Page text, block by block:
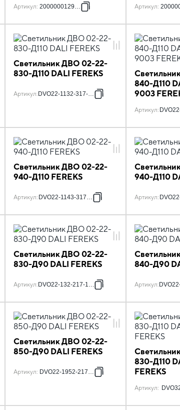
Артикул: 2000000129303 Артикул:
Светильник ДВО 02-22-
830-Д110 DALI FEREKS
Артикул:DVO22-1132-317-1119
840-Д110
9003
Артикул:
Светильник ДВО 02-22-
940-Д110 FEREKS
Артикул: DVO22-1143-317-11
940-Д110
Артикул:
Светильник ДВО 02-22-
830-Д90 DALI FEREKS
Артикул:DVO22-132-217-11719
840-Д90
Артикул:
Светильник ДВО 02-22-
850-Д90 DALI FEREKS
Артикул: DVO22-1952-217-11719
830-Д110
FEREKS
Артикул: